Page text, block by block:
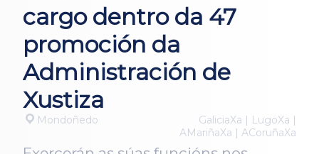
cargo dentro da 47
promoción da
Administración de
Xustiza
Mondoñedo
GaliciaXa | LugoXa |
AMariñaXa | ACoruñaXa